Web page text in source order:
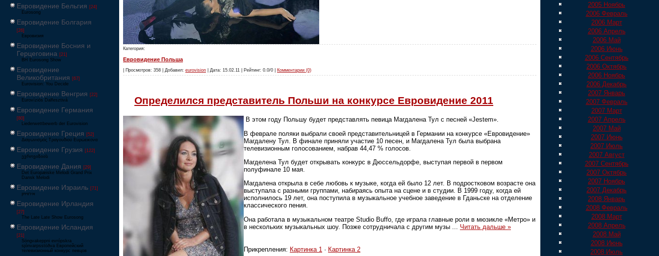
Евровидение Бельгия [24]
Eurosong
Евровидение Болгария
[26]
Евровизия
Евровидение Босния и
Герцеговина [21]
BH Eurosong Show
Евровидение
Великобритания [67]
Eurovision: You Decide
Евровидение Венгрия [22]
Eurovíziós Dalfesztivá
Евровидение Германия
[80]
Liederwettbewerb der Eurovision
Евровидение Греция [52]
Διαγωνισμός Τραγουδιού Ευρώεικονα
Евровидение Грузия [122]
ევროვიზიის
Евровидение Дания [29]
Det Europæiske Melodi Grand Prix
Dansk Melodi
Евровидение Израиль [71]
‏אירוויזיון
Евровидение Ирландия
[27]
The Late Late Show Eurosong
Евровидение Исландия
[21]
Söngvakeppni evrópskra
sjónvarpsstöðva Европейский
телевизионный конкурс певцов
Категория:
Евровидение Польша
| Просмотров: 358 | Добавил: eurovision | Дата: 15.02.11 | Рейтинг: 0.0/0 | Комментарии (0)
Определился представитель Польши на конкурсе Евровидение 2011
В этом году Польшу будет представлять певица Магдалена Тул с песней «Jestem».
В феврале поляки выбрали своей представительницей в Германии на конкурсе «Евровидение»
Магдалену Тул. В финале приняли участие 10 песен, и Магдалена Тул была выбрана
телевизионным голосованием, набрав 44,47 % голосов.
Магделена Тул будет открывать конкурс в Дюссельдорфе, выступая первой в первом
полуфинале 10 мая.
Магдалена открыла в себе любовь к музыке, когда ей было 12 лет. В подростковом возрасте она
выступала с разными группами, набираясь опыта на сцене и в студии. В 1999 году, когда ей
исполнилось 19 лет, она поступила в музыкальное учебное заведение в Гданьске на отделение
классического пения.
Она работала в музыкальном театре Studio Buffo, где играла главные роли в мюзикле «Метро» и
в нескольких музыкальных шоу. Позже сотрудничала с другим музы
Читать дальше »
Прикрепления: Картинка 1 · Картинка 2
2005 Ноябрь
2006 Февраль
2006 Март
2006 Апрель
2006 Май
2006 Июнь
2006 Сентябрь
2006 Октябрь
2006 Ноябрь
2006 Декабрь
2007 Январь
2007 Февраль
2007 Март
2007 Апрель
2007 Май
2007 Июнь
2007 Июль
2007 Август
2007 Сентябрь
2007 Октябрь
2007 Ноябрь
2007 Декабрь
2008 Январь
2008 Февраль
2008 Март
2008 Апрель
2008 Май
2008 Июнь
2008 Июль